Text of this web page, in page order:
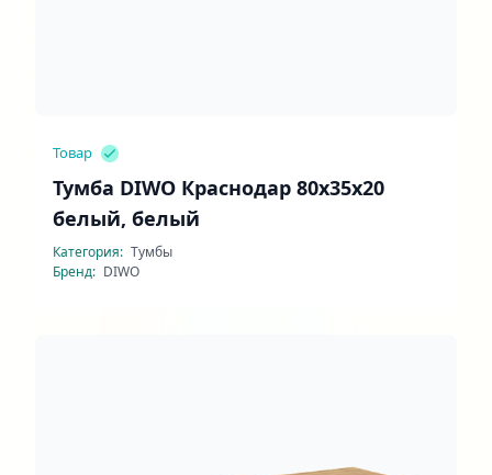
Товар
Тумба DIWO Краснодар 80x35x20
белый, белый
Категория: Тумбы
Бренд: DIWO